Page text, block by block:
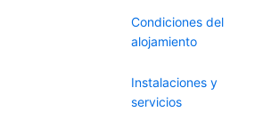
Condiciones del
alojamiento
Instalaciones y
servicios